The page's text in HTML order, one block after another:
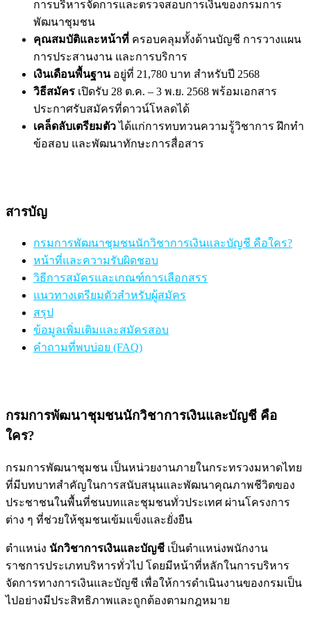
การบริหารจัดการและตรวจสอบการเงินของกรมการ
พัฒนาชุมชน
คุณสมบัติและหน้าที่ ครอบคลุมทั้งด้านบัญชี การวางแผน
การประสานงาน และการบริการ
เงินเดือนพื้นฐานอยู่ที่ 21,780 บาท สำหรับปี 2568
วิธีสมัคร เปิดรับ 28 ต.ค. – 3 พ.ย. 2568 พร้อมเอกสาร
ประกาศรับสมัครที่ดาวน์โหลดได้
เคล็ดลับเตรียมตัวได้แก่การทบทวนความรู้วิชาการ ฝึกทำ
ข้อสอบ และพัฒนาทักษะการสื่อสาร
สารบัญ
กรมการพัฒนาชุมชนนักวิชาการเงินและบัญชี คือใคร?
หน้าที่และความรับผิดชอบ
วิธีการสมัครและเกณฑ์การเลือกสรร
แนวทางเตรียมตัวสำหรับผู้สมัคร
สรุป
ข้อมูลเพิ่มเติมและสมัครสอบ
คำถามที่พบบ่อย (FAQ)
กรมการพัฒนาชุมชนนักวิชาการเงินและบัญชี คือ
ใคร?
กรมการพัฒนาชุมชน เป็นหน่วยงานภายในกระทรวงมหาดไทย
ที่มีบทบาทสำคัญในการสนับสนุนและพัฒนาคุณภาพชีวิตของ
ประชาชนในพื้นที่ชนบทและชุมชนทั่วประเทศ ผ่านโครงการ
ต่าง ๆ ที่ช่วยให้ชุมชนเข้มแข็งและยั่งยืน
ตำแหน่ง นักวิชาการเงินและบัญชี เป็นตำแหน่งพนักงาน
ราชการประเภทบริหารทั่วไป โดยมีหน้าที่หลักในการบริหาร
จัดการทางการเงินและบัญชี เพื่อให้การดำเนินงานของกรมเป็น
ไปอย่างมีประสิทธิภาพและถูกต้องตามกฎหมาย